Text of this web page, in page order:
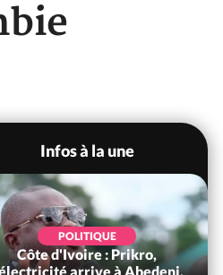
Infos à la une
POLITIQUE
Côte d'Ivoire : Prikro,
arrive à Abedeni,